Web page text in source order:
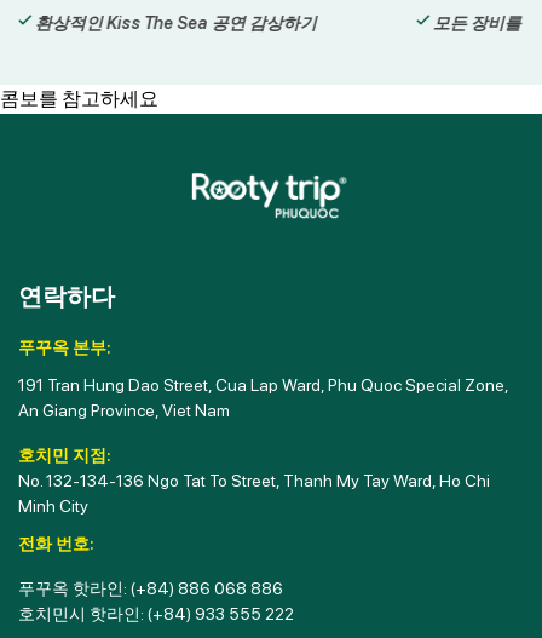
적인 Kiss The Sea 공연 감상하기
모든 장비를 갖추고
콤보를 참고하세요
연락하다
푸꾸옥 본부:
191 Tran Hung Dao Street, Cua Lap Ward, Phu Quoc Special Zone,
An Giang Province, Viet Nam
호치민 지점:
No. 132-134-136 Ngo Tat To Street, Thanh My Tay Ward, Ho Chi
Minh City
전화 번호:
푸꾸옥 핫라인: (+84) 886 068 886
호치민시 핫라인: (+84) 933 555 222